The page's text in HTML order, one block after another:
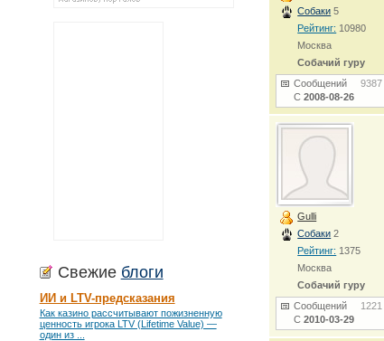
Свежие блоги
ИИ и LTV-предсказания
Как казино рассчитывают пожизненную
ценность игрока LTV (Lifetime Value) —
один из ...
Собаки 5
Рейтинг: 10980
Москва
Собачий гуру
Сообщений9387
С2008-08-26
Gulli
Собаки 2
Рейтинг: 1375
Москва
Собачий гуру
Сообщений 1221
С2010-03-29